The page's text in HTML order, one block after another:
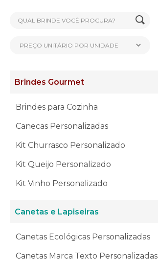
Brindes Gourmet
Brindes para Cozinha
Canecas Personalizadas
Kit Churrasco Personalizado
Kit Queijo Personalizado
Kit Vinho Personalizado
Canetas e Lapiseiras
Canetas Ecológicas Personalizadas
Canetas Marca Texto Personalizadas